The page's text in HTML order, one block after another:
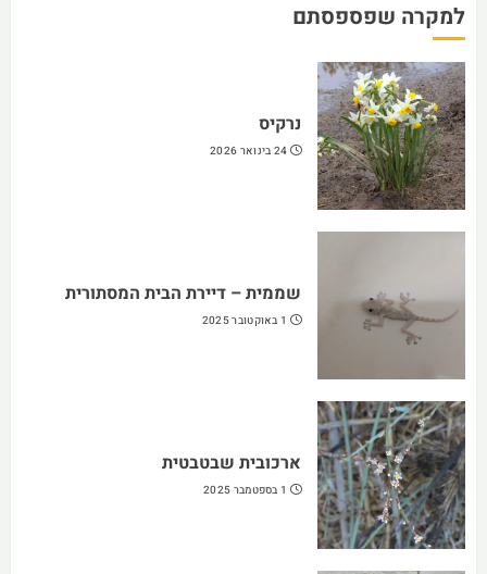
למקרה שפספסתם
נרקיס
24 בינואר 2026
שממית – דיירת הבית המסתורית
1 באוקטובר 2025
ארכובית שבטבטית
1 בספטמבר 2025